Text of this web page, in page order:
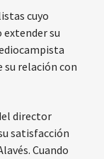
cuyo
extender su
su relación con
director
satisfacción
Cuando